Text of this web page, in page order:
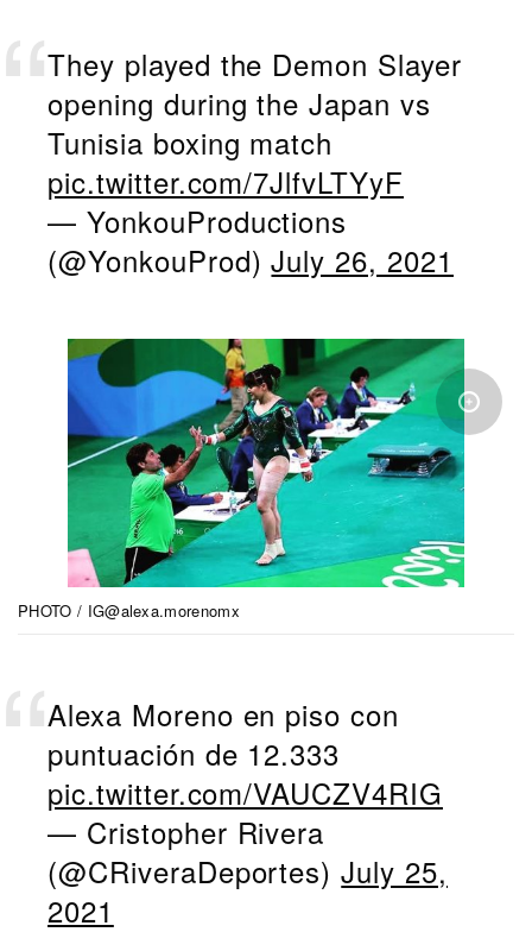
They played the Demon Slayer
opening during the Japan vs
Tunisia boxing match
pic.twitter.com/7JlfvLTYyF
— YonkouProductions
(@YonkouProd)July 26, 2021
PHOTO / IG@alexa.morenomx
Alexa Moreno en piso con
puntuación de 12.333
pic.twitter.com/VAUCZV4RIG
— Cristopher Rivera
(@CRiveraDeportes)July 25,
2021